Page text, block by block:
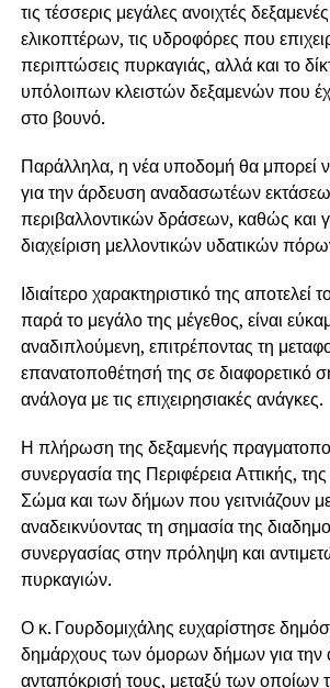
τις τέσσερις μεγάλες ανοιχτές
ελικοπτέρων, τις υδροφόρες που
περιπτώσεις πυρκαγιάς, αλλά και το
υπόλοιπων κλειστών δεξαμενών που
στο βουνό.
Παράλληλα, η νέα υποδομή θα μπορεί
για την άρδευση αναδασωτέων
περιβαλλοντικών δράσεων, καθώς και
διαχείριση μελλοντικών υδατικών
Ιδιαίτερο χαρακτηριστικό της αποτελεί
παρά το μεγάλο της μέγεθος, είναι
αναδιπλούμενη, επιτρέποντας τη
επανατοποθέτησή της σε διαφορετικό
ανάλογα με τις επιχειρησιακές ανάγκες.
Η πλήρωση της δεξαμενής
συνεργασία της Περιφέρεια Αττικής, της
Σώμακαι των δήμων που γειτνιάζουν
αναδεικνύοντας τη σημασία της
συνεργασίας στην πρόληψη και
πυρκαγιών.
Ο κ. Γουρδομιχάλης ευχαρίστησε
δημάρχους των όμορων δήμων για την
ανταπόκρισή τους, μεταξύ των οποίων